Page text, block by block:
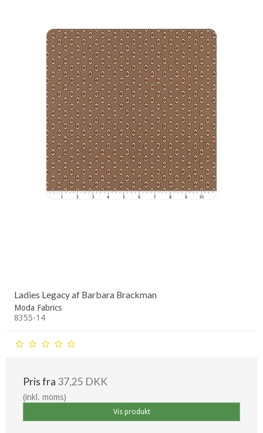
Ladies Legacy af Barbara Brackman
Moda Fabrics
8355-14
Pris fra 37,25 DKK
(inkl. moms)
Vis produkt